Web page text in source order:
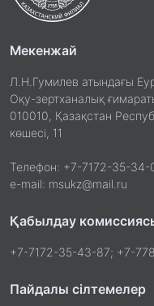
Мекенжай
Л.Н.Гумилев атындағы
Оқу-зертханалық
010010, Қазақстан
көшесі, 11
Телефон: +7-7172-35-34-
e-mail: msukz@mail.ru
Қабылдау
+7-7172-35-43-87; +7-
Пайдалы сілтемелер